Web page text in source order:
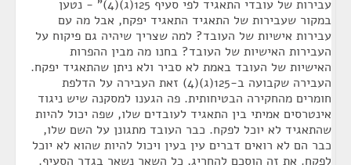
עבירות של עובדי התאגיד לפי סעיף 125(ג)(4)" - נטען
במקור שעבירות של התאגיד התאגיד יפקח, אבל מה עם
עבירות אישיות של העובד? למה שצריך שיהיה גם פיקוח על
העבירות האישיות של העובד? בחנו מה מבין ההפרות
האישיות של העובד באמת לא סביר ולא ניתן שהתאגיד יפקח.
העבירה שקבועה ב-125(ג)(4) זאת העבירה על הדלפת
חומרים מהחקירה הבטיחותית. פה הגענו למסקנה שיש ניגוד
אינטרסים אמיתי בין התאגיד לעובדים שלו, שפה יכול להיות
שהתאגיד לא יוכל לפקח. כבר העובד מתגונן על השם שלו,
כבר הם לא רואים דברים עין בעין ויכול להיות שהוא לא יוכל
לפקח. את זה הוסכם להחריג, כל השאר נשאר בגדר הסעיף.